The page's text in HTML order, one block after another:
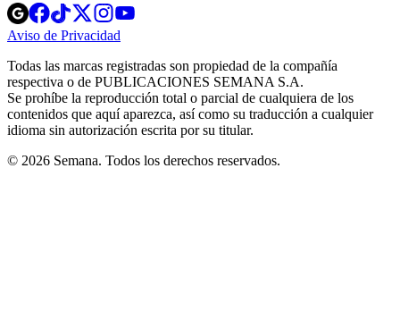
Opens
in
new
Opens
in
new
Opens
in
new
window
Opens
new
windowwindow
Aviso de Privacidad
new
window
Todas las marcas registradas son propiedad de la compañía
respectiva o de PUBLICACIONES SEMANA S.A.
Se prohíbe la reproducción total o parcial de cualquiera de los
contenidos que aquí aparezca, así como su traducción a cualquier
idioma sin autorización escrita por su titular.
© 2026 Semana. Todos los derechos reservados.